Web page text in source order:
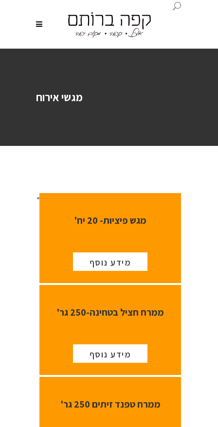
מגשי אירוח
מגש פיציות- 20 יח'
מידע נוסף
ממרח חציל בטחינה-250 גר'
מידע נוסף
ממרח טפנד זיתים 250 גר'